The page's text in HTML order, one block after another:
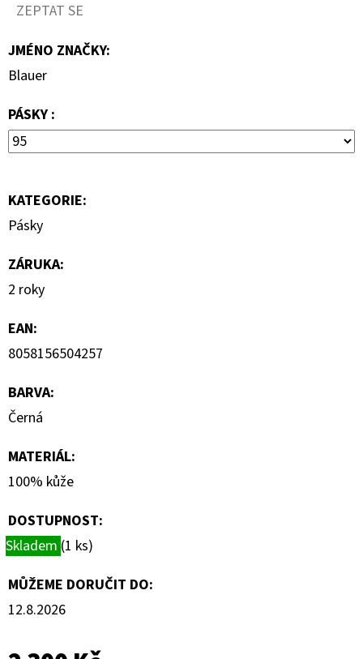
ZEPTAT SE
JMÉNO ZNAČKY:
Blauer
PÁSKY :
KATEGORIE:
Pásky
ZÁRUKA:
2 roky
EAN:
8058156504257
BARVA:
Černá
MATERIÁL:
100% kůže
DOSTUPNOST:
Skladem (1 ks)
MŮŽEME DORUČIT DO:
12.8.2026